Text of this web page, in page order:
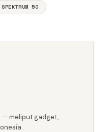
SPEKTRUM 5G
— meliput gadget,